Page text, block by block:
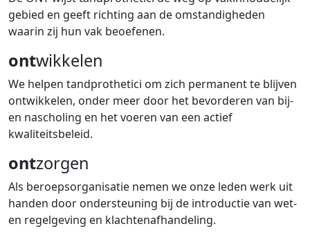
gebied en geeft richting aan de omstandigheden
waarin zij hun vak beoefenen.
ontwikkelen
We helpen tandprothetici om zich permanent te blijven
ontwikkelen, onder meer door het bevorderen van bij-
en nascholing en het voeren van een actief
kwaliteitsbeleid.
ontzorgen
Als beroepsorganisatie nemen we onze leden werk uit
handen door ondersteuning bij de introductie van wet-
en regelgeving en klachtenafhandeling.